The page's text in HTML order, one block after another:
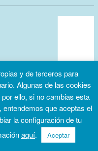
y de terceros para
Algunas de las cookies
ello, si no cambias esta
que aceptas el
la configuración de tu
aquí. Aceptar